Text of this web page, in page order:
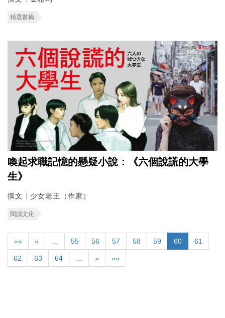
精選書摘
喚起求職記憶的懸疑小說：《六個說謊的大學
生》
撰文 ∣ 少女老王（作家）
閱讀文化
«« « 55 56 57 58 59 60 61
62 63 64 » »»